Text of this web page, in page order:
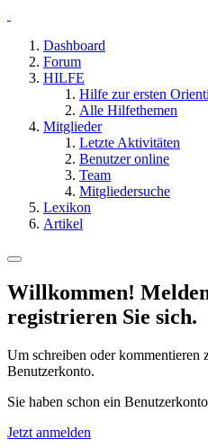
Dashboard
Forum
HILFE
Hilfe zur ersten
Alle Hilfethemen
Mitglieder
Letzte Aktivitäten
Benutzer online
Team
Mitgliedersuche
Lexikon
Artikel
Willkommen!
registrieren Sie sich.
Um schreiben oder kommentieren
Benutzerkonto.
Sie haben schon ein
Jetzt anmelden